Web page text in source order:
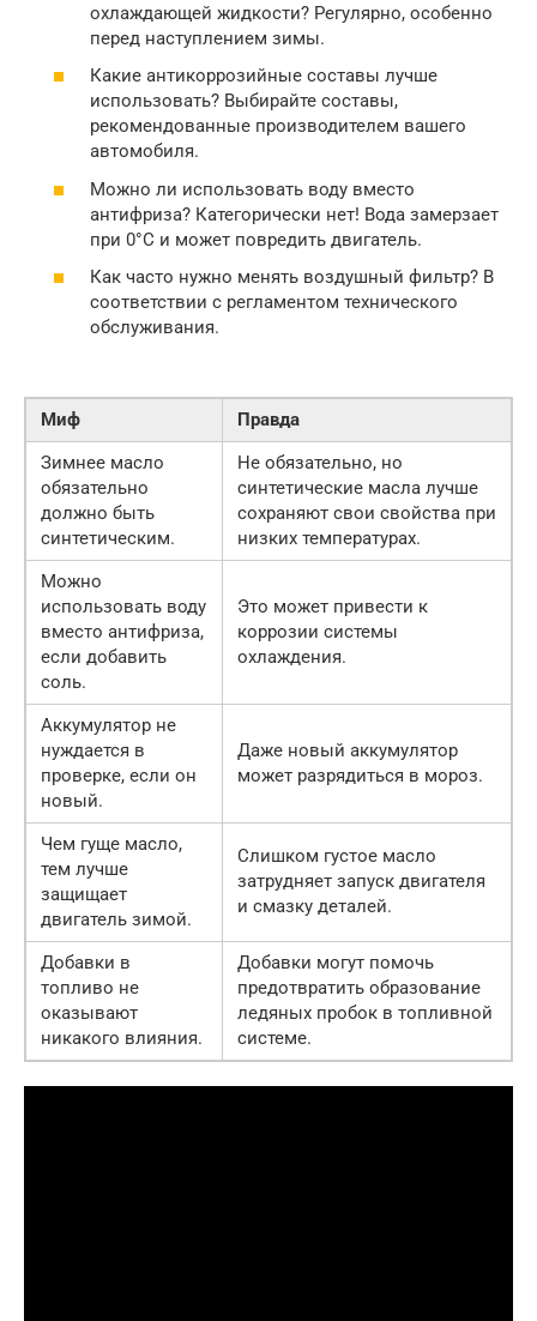
охлаждающей жидкости? Регулярно, особенно
перед наступлением зимы.
Какие антикоррозийные составы лучше
использовать? Выбирайте составы,
рекомендованные производителем вашего
автомобиля.
Можно ли использовать воду вместо
антифриза? Категорически нет! Вода замерзает
при 0°C и может повредить двигатель.
Как часто нужно менять воздушный фильтр? В
соответствии с регламентом технического
обслуживания.
Миф
Правда
Зимнее масло
обязательно
должно быть
синтетическим.
Не обязательно, но
синтетические масла лучше
сохраняют свои свойства при
низких температурах.
Можно
использовать воду
вместо антифриза,
если добавить
соль.
Это может привести к
коррозии системы
охлаждения.
Аккумулятор не
нуждается в
проверке, если он
новый.
Даже новый аккумулятор
может разрядиться в мороз.
Чем гуще масло,
тем лучше
защищает
двигатель зимой.
Слишком густое масло
затрудняет запуск двигателя
и смазку деталей.
Добавки в
топливо не
оказывают
никакого влияния.
Добавки могут помочь
предотвратить образование
ледяных пробок в топливной
системе.